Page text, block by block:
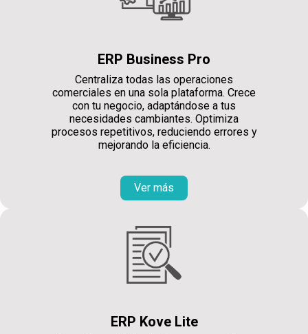
ERP Business Pro
Centraliza todas las operaciones
comerciales en una sola plataforma. Crece
con tu negocio, adaptándose a tus
necesidades cambiantes. Optimiza
procesos repetitivos, reduciendo errores y
mejorando la eficiencia.
Ver más
ERP Kove Lite